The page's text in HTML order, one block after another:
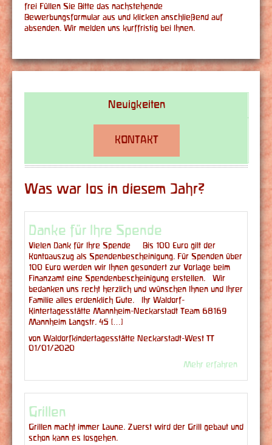
frei Füllen Sie Bitte das nachstehende
Bewerbungsformular aus und klicken anschließend auf
absenden. Wir melden uns kurffristig bei Ihnen.
Neuigkeiten
KONTAKT
Was war los in diesem Jahr?
Danke für Ihre Spende
Vielen Dank für Ihre Spende Bis 100 Euro gilt der
Kontoauszug als Spendenbescheinigung. Für Spenden über
100 Euro werden wir Ihnen gesondert zur Vorlage beim
Finanzamt eine Spendenbescheinigung erstellen. Wir
bedanken uns recht herzlich und wünschen Ihnen und Ihrer
Familie alles erdenklich Gute. Ihr Waldorf-
Kintertagesstätte Mannheim-Neckarstadt Team 68169
Mannheim Langstr. 45 […]
von Waldorfkindertagesstätte Neckarstadt-West |
01/01/2020
Mehr erfahren
Grillen
Grillen macht immer Laune. Zuerst wird der Grill gebaut und
schon kann es losgehen.